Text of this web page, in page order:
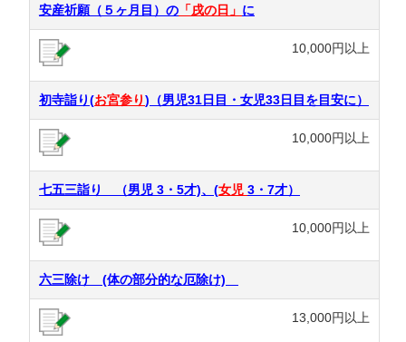
安産祈願（５ヶ月目）の 「戌の日」 に
10,000円以上
初寺詣り(お宮参り)（男児31日目・女児33日目を目安に）
10,000円以上
七五三詣り （男児 3・5才)、(女児 3・7才）
10,000円以上
六三除け (体の部分的な厄除け)
13,000円以上